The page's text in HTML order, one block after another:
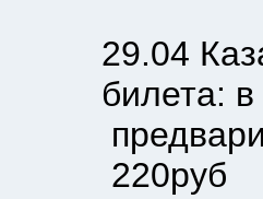
29.04
билета: в
220руб